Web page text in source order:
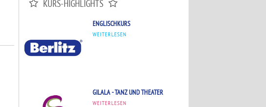
KURS-HIGHLIGHTS
ENGLISCHKURS
WEITERLESEN
GILALA - TANZ UND THEATER
WEITERLESEN